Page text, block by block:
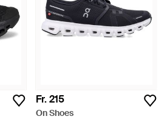
Fr. 215
On Shoes